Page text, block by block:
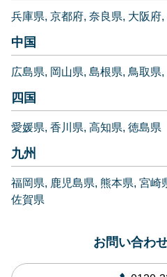
兵庫県 京都府 奈良県 大阪府
中国
広島県 岡山県 島根県 鳥取県
四国
愛媛県 香川県 高知県 徳島県
九州
福岡県 鹿児島県 熊本県 宮崎
佐賀県
お問い合わ